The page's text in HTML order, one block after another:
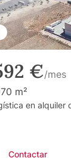
€/mes
m²
en alquiler
Contactar